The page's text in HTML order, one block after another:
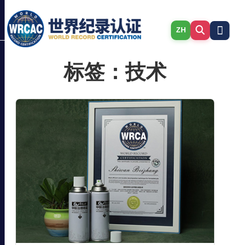
ZH
标签：技术